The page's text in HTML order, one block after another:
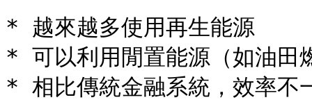
* 越來越多使用再生能源
* 可以利用閒置能源（如油田
* 相比傳統金融系統，效率不